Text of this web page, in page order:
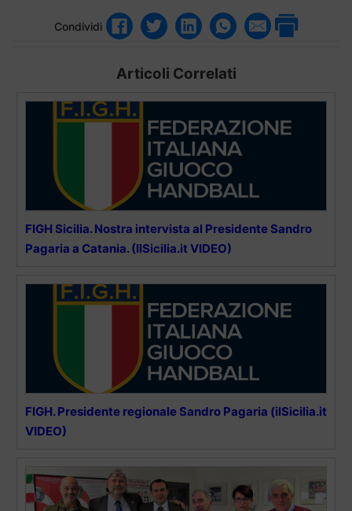
Condividi
Articoli Correlati
FIGH Sicilia. Nostra intervista al Presidente Sandro
Pagaria a Catania. (IlSicilia.it VIDEO)
FIGH. Presidente regionale Sandro Pagaria (ilSicilia.it
VIDEO)